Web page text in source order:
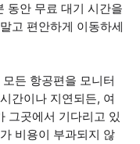
동안 무료 대기 시간을
고 편안하게 이동하세
든 항공편을 모니터
간이나 지연되든, 여
그곳에서 기다리고 있
비용이 부과되지 않